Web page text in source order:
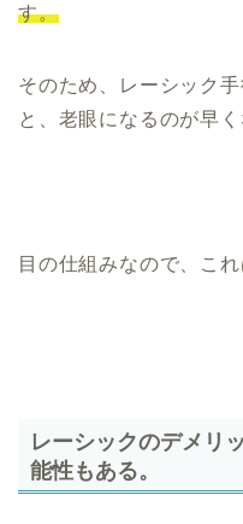
す。
そのため、レーシック
と、老眼になるのが早
目の仕組みなので、こ
レーシックのデメリ
能性もある。